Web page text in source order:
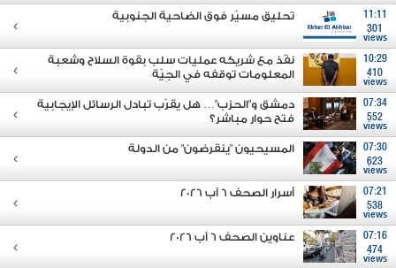
11:11
301
views
تحليق مسيّر فوق الضاحية الجنوبية
10:29
410
views
نفّذ مع شريكه عمليات سلب بقوة السلاح وشعبة
المعلومات توقفه في الجِيّة
07:34
552
views
دمشق و"الحزب"… هل يقرّب تبادل الرسائل الإيجابية
فتح حوار مباشر؟
07:30
623
views
المسيحيون "ينقرضون" من الدولة
07:21
538
views
أسرار الصحف 6 آب 2026
07:16
474
views
عناوين الصحف 6 آب 2026